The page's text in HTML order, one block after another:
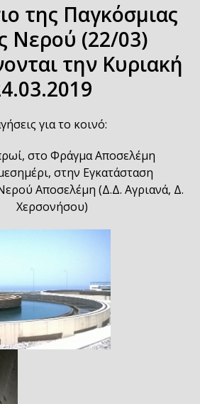
της Παγκόσμιας
Νερού (22/03)
την Κυριακή
για το κοινό:
στο Φράγμα Αποσελέμη
στην Εγκατάσταση
Αποσελέμη (Δ.Δ. Αγριανά, Δ.
Χερσονήσου)